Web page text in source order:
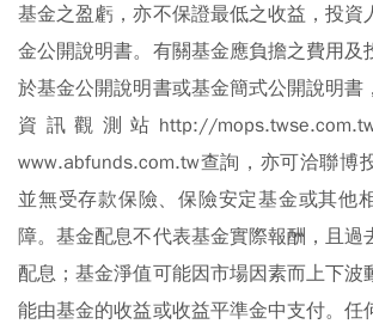
基金之盈虧，亦不保證最低之收益，投資
金公開說明書。有關基金應負擔之費用及
於基金公開說明書或基金簡式公開說明書
資訊觀測站http://
www.abfunds.com.tw查詢，亦可洽聯博
並無受存款保險、保險安定基金或其他
障。基金配息不代表基金實際報酬，且過
配息；基金淨值可能因市場因素而上下波
能由基金的收益或收益平準金中支付。任